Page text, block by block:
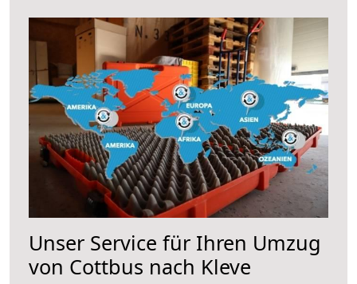
Unser Service für Ihren Umzug
von Cottbus nach Kleve